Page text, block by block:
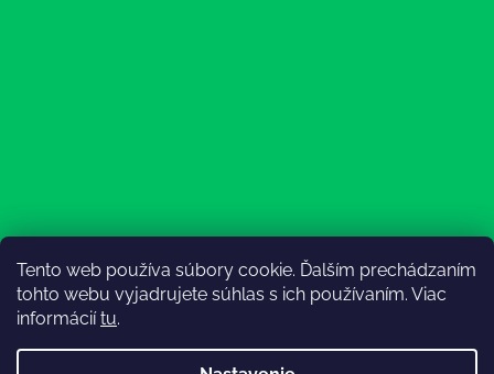
Tento web používa súbory cookie. Ďalším prechádzaním
tohto webu vyjadrujete súhlas s ich používaním. Viac
informáciítu.
Sledovať na Instagrame